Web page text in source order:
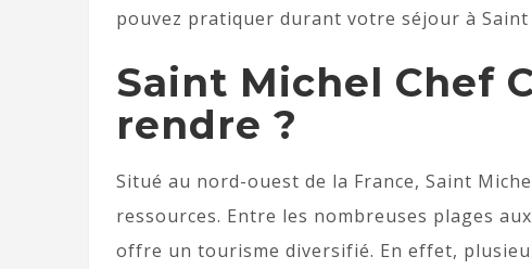
pouvez pratiquer durant votre séjour à Saint
Saint Michel Chef
rendre ?
Situé au nord-ouest de la France, Saint
ressources. Entre les nombreuses plages
offre un tourisme diversifié. En effet,